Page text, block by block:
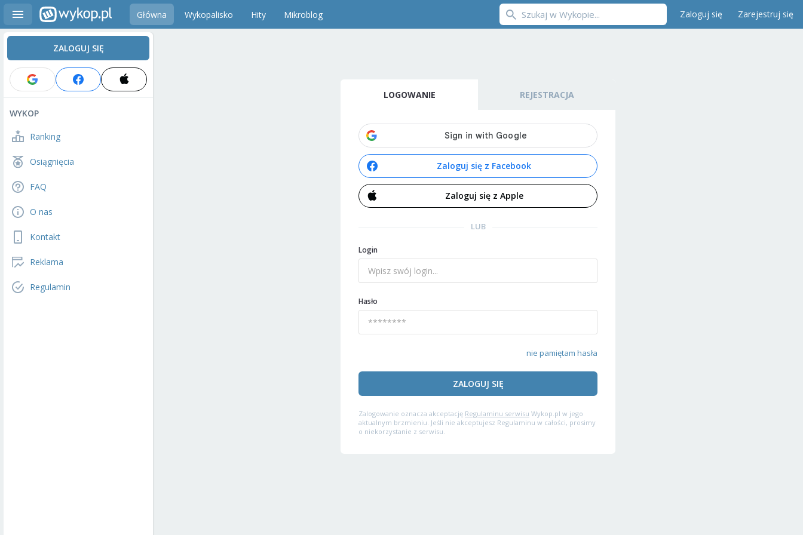
Główna Wykopalisko Hity Mikroblog Zaloguj się Zarejestruj się
ZALOGUJ SIĘ
WYKOP
Ranking
Osiągnięcia
FAQ
O nas
Kontakt
Reklama
Regulamin
LOGOWANIE REJESTRACJA
Zaloguj się z Facebook
Zaloguj się z Apple
LUB
Login
Hasło
nie pamiętam hasła
ZALOGUJ SIĘ
Zalogowanie oznacza akceptację Regulaminu serwisu Wykop.pl w jego
aktualnym brzmieniu. Jeśli nie akceptujesz Regulaminu w całości, prosimy
o niekorzystanie z serwisu.